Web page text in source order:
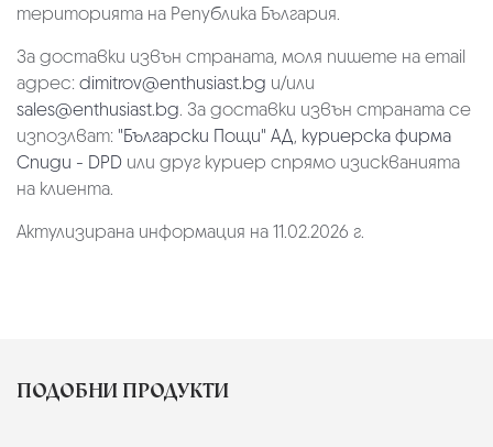
територията на Република България.
За доставки извън страната, моля пишете на email
адрес: dimitrov@enthusiast.bg и/или
sales@enthusiast.bg. За доставки извън страната се
изпозлват: "Български Пощи" АД, куриерска фирма
Спиди - DPD или друг куриер спрямо изискванията
на клиента.
Актулизирана информация на 11.02.2026 г.
ПОДОБНИ ПРОДУКТИ